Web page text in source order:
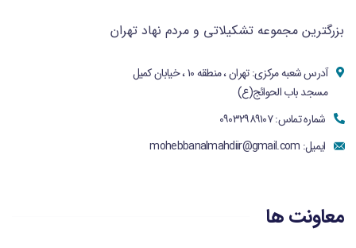
بزرگترین مجموعه تشکیلاتی و مردم نهاد تهران
آدرس شعبه مرکزی: تهران ، منطقه ۱۰ ، خیابان کمیل
مسجد باب الحوائج(ع)
شماره تماس: ۰۹۰۳۲۹۸۹۱۰۷
ایمیل: mohebbanalmahdiir@gmail.com
معاونت ها